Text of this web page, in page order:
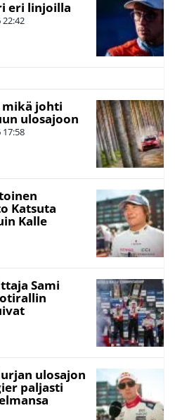
eri linjoilla
22:42
mikä johti
ulosajoon
17:58
Katsuta
Kalle
Sami
ulosajon
paljasti